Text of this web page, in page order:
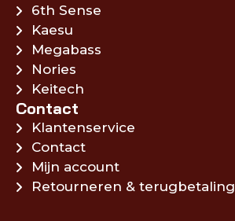
6th Sense
Kaesu
Megabass
Nories
Keitech
Contact
Klantenservice
Contact
Mijn account
Retourneren & terugbetaling